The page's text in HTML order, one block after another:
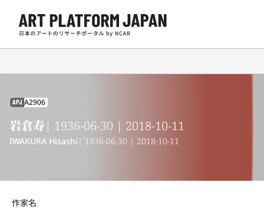
APJ A2906
岩倉寿 | 1936-06-30 | 2018-10-11
IWAKURA Hisashi | 1936-06-30 | 2018-10-11
作家名